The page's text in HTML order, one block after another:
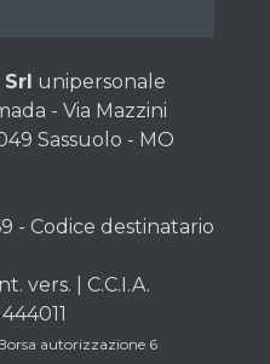
unipersonale
- Via Mazzini
Sassuolo - MO
- Codice destinatario
vers. | C.C.I.A.
autorizzazione 6